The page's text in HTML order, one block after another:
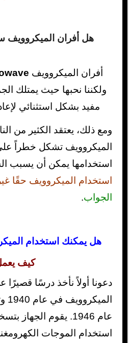
هل أفران الميكروويف
أفران الميكروويف
ولكننا نحبها حيث يمتلك
مفيد بشكل استثنائي
ومع ذلك، يعتقد الكثير من
الميكروويف تشكل خطراً
استخدامها يمكن أن يسبب
استخدام الميكروويف حقًا
الجواب.
هل يمكنك استخدام
كيف
دعونا أولاً نأخذ درسًا قصيرًا
عام 1946. يقوم
استخدام الموجات